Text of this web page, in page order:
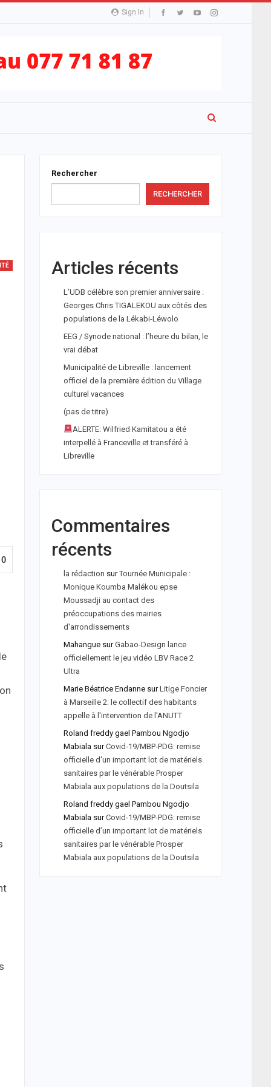
Sign In
0
Rechercher
RECHERCHER
Articles récents
L’UDB célèbre son premier anniversaire :
Georges Chris TIGALEKOU aux côtés des
populations de la Lékabi-Léwolo
EEG / Synode national : l’heure du bilan, le
vrai débat
Municipalité de Libreville : lancement
officiel de la première édition du Village
culturel vacances
(pas de titre)
ALERTE: Wilfried Kamitatou a été
interpellé à Franceville et transféré à
Libreville
Commentaires
récents
la rédaction surTournée Municipale :
Monique Koumba Malékou epse
Moussadji au contact des
préoccupations des mairies
d'arrondissements
MahanguesurGabao-Design lance
officiellement le jeu vidéo LBV Race 2
Ultra
Marie Béatrice EndannesurLitige Foncier
à Marseille 2: le collectif des habitants
appelle à l'intervention de l'ANUTT
Roland freddy gael Pambou Ngodjo
MabialasurCovid-19/MBP-PDG: remise
officielle d'un important lot de matériels
sanitaires par le vénérable Prosper
Mabiala aux populations de la Doutsila
Roland freddy gael Pambou Ngodjo
MabialasurCovid-19/MBP-PDG: remise
officielle d’un important lot de matériels
sanitaires par le vénérable Prosper
Mabiala aux populations de la Doutsila